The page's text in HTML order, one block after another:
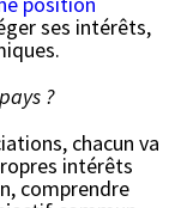
ses intérêts,
?
chacun va
intérêts
comprendre